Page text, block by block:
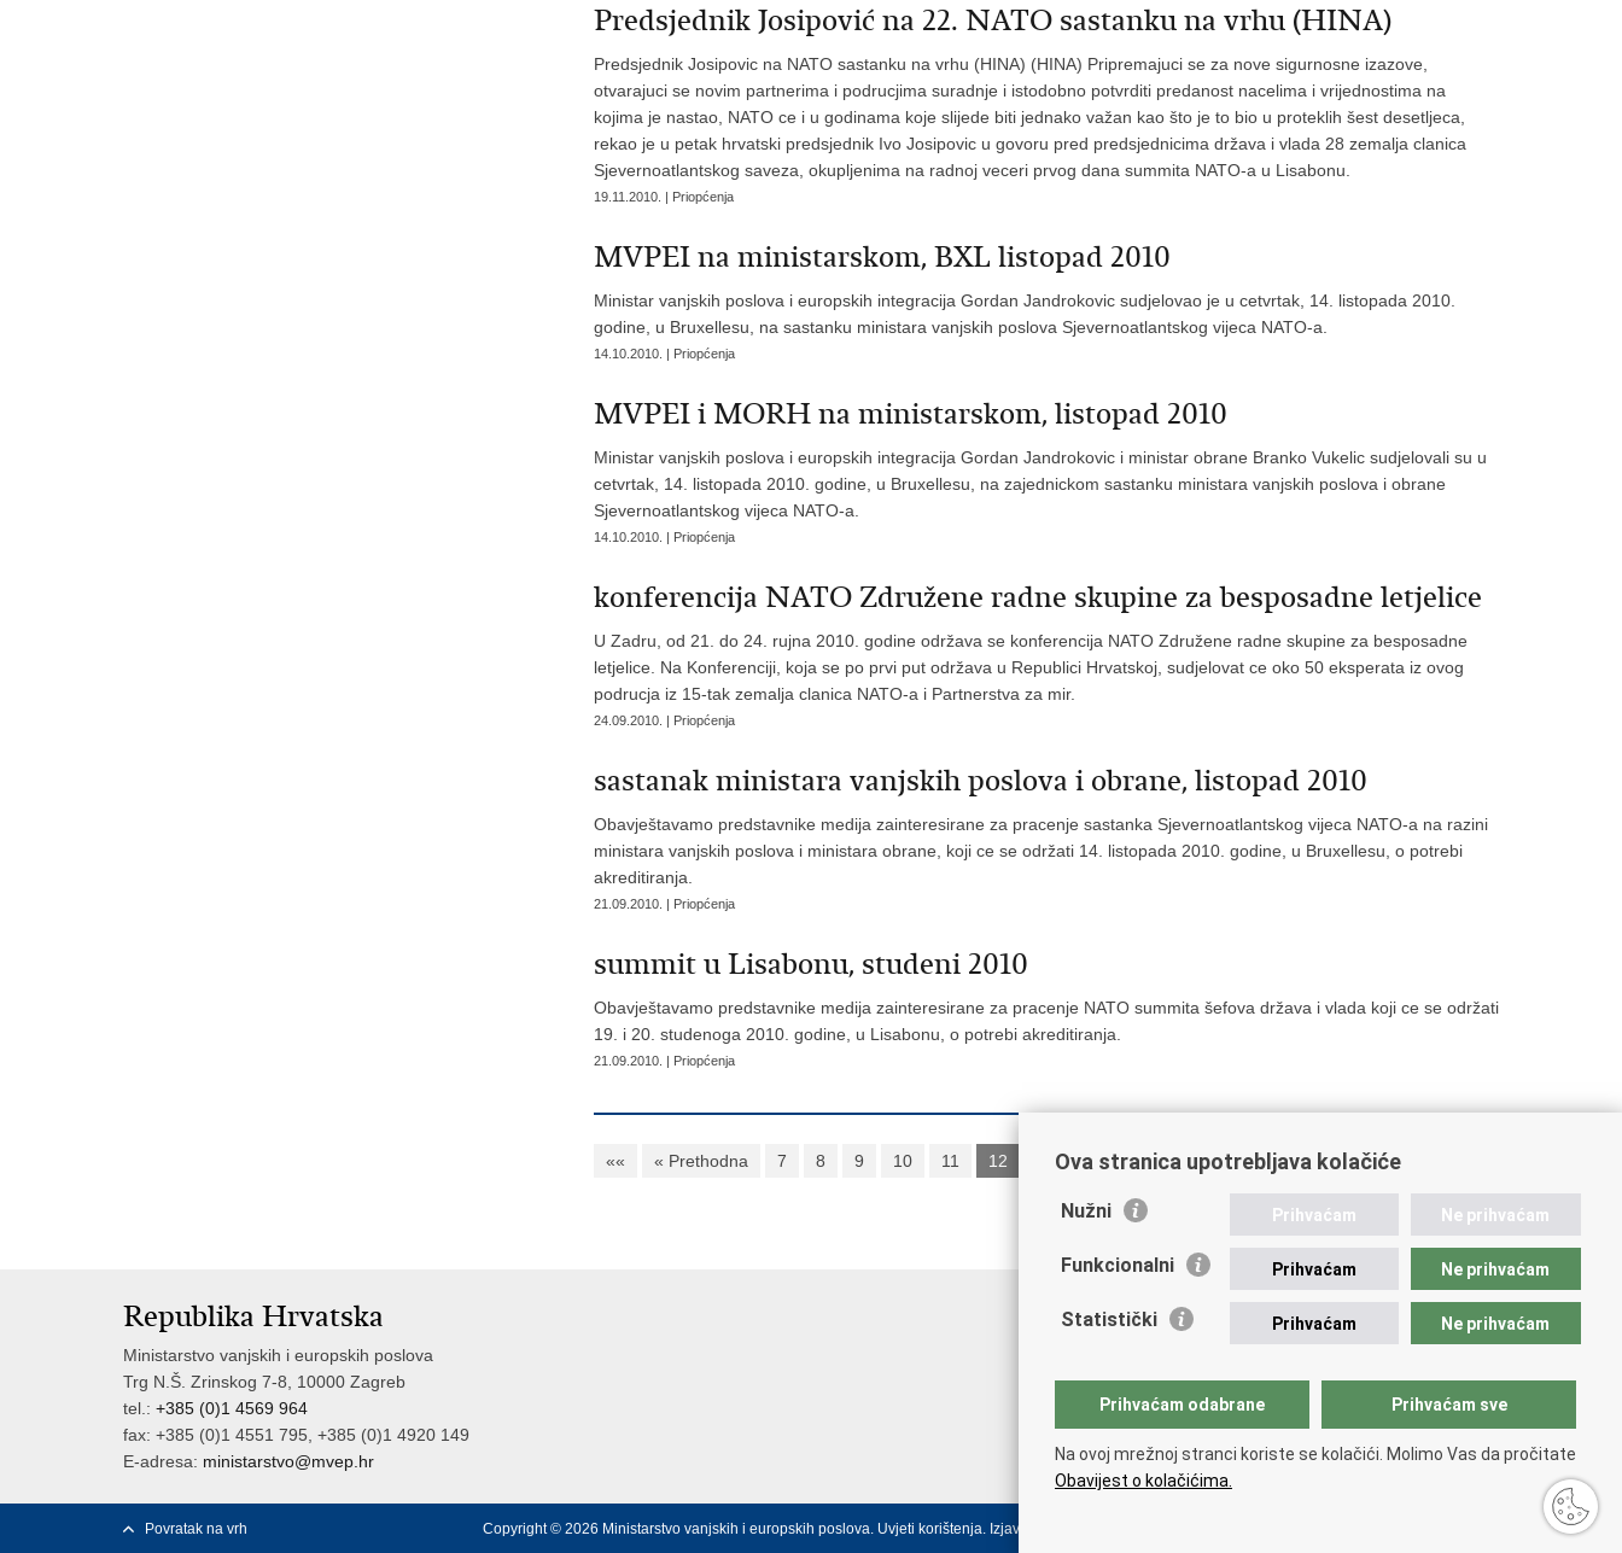
Predsjednik Josipović na 22. NATO sastanku na vrhu (HINA)
Predsjednik Josipovic na NATO sastanku na vrhu (HINA) (HINA) Pripremajuci se za nove sigurnosne izazove,
otvarajuci se novim partnerima i podrucjima suradnje i istodobno potvrditi predanost nacelima i vrijednostima na
kojima je nastao, NATO ce i u godinama koje slijede biti jednako važan kao što je to bio u proteklih šest desetljeca,
rekao je u petak hrvatski predsjednik Ivo Josipovic u govoru pred predsjednicima država i vlada 28 zemalja clanica
Sjevernoatlantskog saveza, okupljenima na radnoj veceri prvog dana summita NATO-a u Lisabonu.
19.11.2010. | Priopćenja
MVPEI na ministarskom, BXL listopad 2010
Ministar vanjskih poslova i europskih integracija Gordan Jandrokovic sudjelovao je u cetvrtak, 14. listopada 2010.
godine, u Bruxellesu, na sastanku ministara vanjskih poslova Sjevernoatlantskog vijeca NATO-a.
14.10.2010. | Priopćenja
MVPEI i MORH na ministarskom, listopad 2010
Ministar vanjskih poslova i europskih integracija Gordan Jandrokovic i ministar obrane Branko Vukelic sudjelovali su u
cetvrtak, 14. listopada 2010. godine, u Bruxellesu, na zajednickom sastanku ministara vanjskih poslova i obrane
Sjevernoatlantskog vijeca NATO-a.
14.10.2010. | Priopćenja
konferencija NATO Združene radne skupine za besposadne letjelice
U Zadru, od 21. do 24. rujna 2010. godine održava se konferencija NATO Združene radne skupine za besposadne
letjelice. Na Konferenciji, koja se po prvi put održava u Republici Hrvatskoj, sudjelovat ce oko 50 eksperata iz ovog
podrucja iz 15-tak zemalja clanica NATO-a i Partnerstva za mir.
24.09.2010. | Priopćenja
sastanak ministara vanjskih poslova i obrane, listopad 2010
Obavještavamo predstavnike medija zainteresirane za pracenje sastanka Sjevernoatlantskog vijeca NATO-a na razini
ministara vanjskih poslova i ministara obrane, koji ce se održati 14. listopada 2010. godine, u Bruxellesu, o potrebi
akreditiranja.
21.09.2010. | Priopćenja
summit u Lisabonu, studeni 2010
Obavještavamo predstavnike medija zainteresirane za pracenje NATO summita šefova država i vlada koji ce se održati
19. i 20. studenoga 2010. godine, u Lisabonu, o potrebi akreditiranja.
21.09.2010. | Priopćenja
«« « Prethodna 7 8 9 10 11 12 14 15 16 Sljedeća » »»
Republika Hrvatska
Ministarstvo vanjskih i europskih poslova
Trg N.Š. Zrinskog 7-8, 10000 Zagreb
tel.: +385 (0)1 4569 964
fax: +385 (0)1 4551 795, +385 (0)1 4920 149
E-adresa: ministarstvo@mvep.hr
Povratak na vrh Copyright © 2026 Ministarstvo vanjskih i europskih poslova. Uvjeti korištenja Izjava o pristupačnosti
Ova stranica upotrebljava kolačiće
Nužni Prihvaćam Ne prihvaćam
Funkcionalni Prihvaćam Ne prihvaćam
Statistički Prihvaćam Ne prihvaćam
Prihvaćam odabrane Prihvaćam sve
Na ovoj mrežnoj stranci koriste se kolačići. Molimo Vas da pročitate
Obavijest o kolačićima.